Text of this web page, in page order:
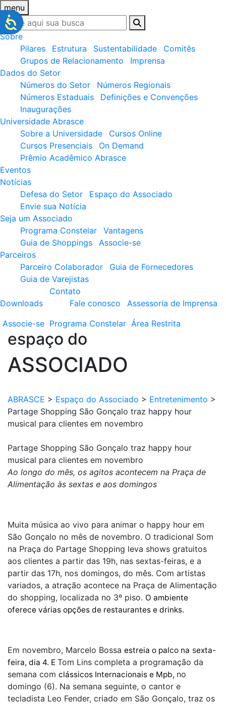
menu
Sobre
Pilares
Estrutura Sustentabilidade
Comitês
Grupos de Relacionamento
Imprensa
Dados do Setor
Números do Setor
Números Regionais
Números Estaduais
Definições e Convenções
Inaugurações
Universidade Abrasce
Sobre a Universidade
Cursos Online
Cursos Presenciais
On Demand
Prêmio Acadêmico Abrasce
Eventos
Notícias
Defesa do Setor
Espaço do Associado
Envie sua Notícia
Seja um Associado
Programa Constelar
Vantagens
Guia de Shoppings
Associe-se
Parceiros
Parceiro Colaborador
Guia de Fornecedores
Guia de Varejistas
Downloads
Contato
Fale conosco
Assessoria de Imprensa
Associe-se Programa Constelar Área Restrita
espaço do
ASSOCIADO
ABRASCE > Espaço do Associado > Entretenimento >
Partage Shopping São Gonçalo traz happy hour
musical para clientes em novembro
Partage Shopping São Gonçalo traz happy hour
musical para clientes em novembro
Ao longo do mês, os agitos acontecem na Praça de
Alimentação às sextas e aos domingos
Muita música ao vivo para animar o happy hour em
São Gonçalo no mês de novembro. O tradicional Som
na Praça do Partage Shopping leva shows gratuitos
aos clientes a partir das 19h, nas sextas-feiras, e a
partir das 17h, nos domingos, do mês. Com artistas
variados, a atração acontece na Praça de Alimentação
do shopping, localizada no 3º piso. O ambiente
oferece várias opções de restaurantes e drinks.
Em novembro, Marcelo Bossa estreia o palco na sexta-
feira, dia 4. E Tom Lins completa a programação da
semana com clássicos Internacionais e Mpb, no
domingo (6). Na semana seguinte, o cantor e
tecladista Leo Fender, criado em São Gonçalo, traz os